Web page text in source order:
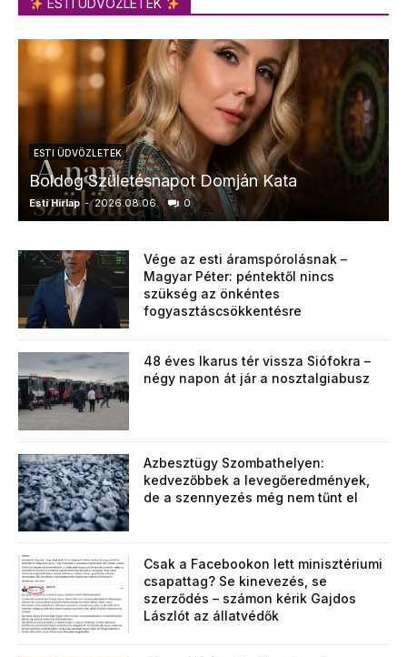
ESTI ÜDVÖZLETEK
ESTI ÜDVÖZLETEK
Boldog Születésnapot Domján Kata
Esti Hírlap - 2026.08.06. 0
Vége az esti áramspórolásnak –
Magyar Péter: péntektől nincs
szükség az önkéntes
fogyasztáscsökkentésre
48 éves Ikarus tér vissza Siófokra –
négy napon át jár a nosztalgiabusz
Azbesztügy Szombathelyen:
kedvezőbbek a levegőeredmények,
de a szennyezés még nem tűnt el
Csak a Facebookon lett minisztériumi
csapattag? Se kinevezés, se
szerződés – számon kérik Gajdos
Lászlót az állatvédők